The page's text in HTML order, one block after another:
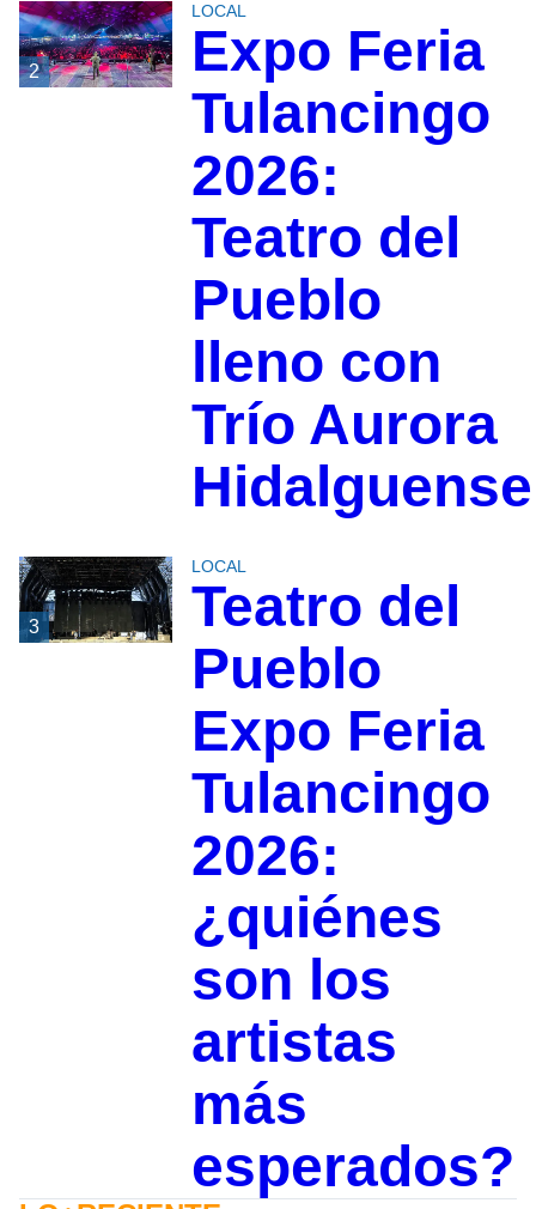
2
LOCAL
Expo Feria
Tulancingo
2026:
Teatro del
Pueblo
lleno con
Trío Aurora
Hidalguense
3
LOCAL
Teatro del
Pueblo
Expo Feria
Tulancingo
2026:
¿quiénes
son los
artistas
más
esperados?